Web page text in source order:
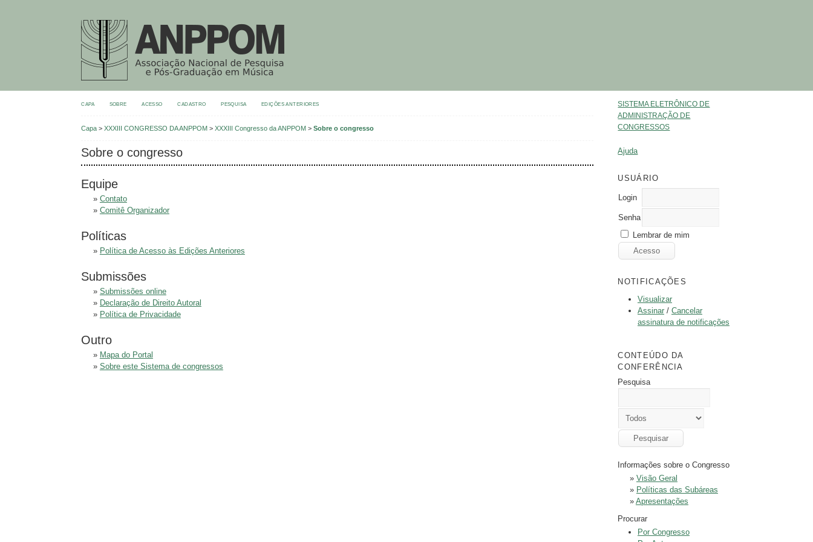
SISTEMA ELETRÔNICO DE
ADMINISTRAÇÃO DE
CONGRESSOS
Ajuda
USUÁRIO
Login
Senha
Lembrar de mim
NOTIFICAÇÕES
Visualizar
Assinar/ Cancelar
assinatura de notificações
CONTEÚDO DA
CONFERÊNCIA
Pesquisa
Informações sobre o Congresso
» Visão Geral
» Políticas das Subáreas
» Apresentações
Procurar
Por Congresso
CAPA SOBRE ACESSO CADASTRO PESQUISA EDIÇÕES ANTERIORES
Capa >XXXIII CONGRESSO DA ANPPOM >XXXIII Congresso da ANPPOM >Sobre o congresso
Sobre o congresso
Equipe
» Contato
» Comitê Organizador
Políticas
» Política de Acesso às Edições Anteriores
Submissões
» Submissões online
» Declaração de Direito Autoral
» Política de Privacidade
Outro
» Mapa do Portal
» Sobre este Sistema de congressos